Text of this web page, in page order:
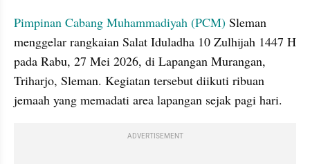
Pimpinan Cabang Muhammadiyah (PCM) Sleman
menggelar rangkaian Salat Iduladha 10 Zulhijah 1447 H
pada Rabu, 27 Mei 2026, di Lapangan Murangan,
Triharjo, Sleman. Kegiatan tersebut diikuti ribuan
jemaah yang memadati area lapangan sejak pagi hari.
ADVERTISEMENT